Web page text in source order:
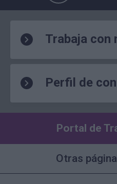
Trabaja con
Perfil de
Portal de
Otras